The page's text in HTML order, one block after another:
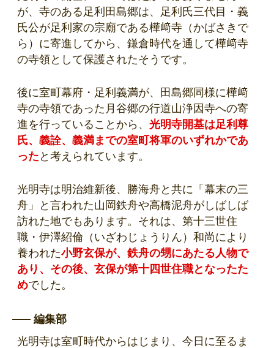
が、寺のある足利田島郷は、足利氏三代目・義
氏公が足利家の宗廟である樺﨑寺（かばさきで
ら）に寄進してから、鎌倉時代を通して樺﨑寺
の寺領として保護されたそうです。
後に室町幕府・足利義満が、田島郷同様に樺﨑
寺の寺領であった月谷郷の行道山浄因寺への寄
進を行っていることから、 光明寺開基は足利尊
氏、義詮、義満までの室町将軍のいずれかであ
った と考えられています。
光明寺は明治維新後、勝海舟と共に「幕末の三
舟」と言われた山岡鉄舟や高橋泥舟がしばしば
訪れた地でもあります。それは、第十三世住
職・伊澤紹倫（いざわじょうりん）和尚により
養われた小野玄保が、鉄舟の甥にあたる人物で
あり、その後、玄保が第十四世住職となったた
めでした。
編集部
光明寺は室町時代からはじまり、今日に至るま